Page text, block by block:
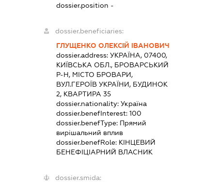
dossier.position -
dossier.beneficiaries:
ГЛУЩЕНКО ОЛЕКСІЙ ІВАНОВИЧ
dossier.address: УКРАЇНА, 07400,
КИЇВСЬКА ОБЛ., БРОВАРСЬКИЙ
Р-Н, МІСТО БРОВАРИ,
ВУЛ.ГЕРОЇВ УКРАЇНИ, БУДИНОК
2, КВАРТИРА 35
dossier.nationality: Україна
dossier.benefInterest: 100
dossier.benefType: Прямий
вирішальний вплив
dossier.benefRole: КІНЦЕВИЙ
БЕНЕФІЦІАРНИЙ ВЛАСНИК
dossier.smida: